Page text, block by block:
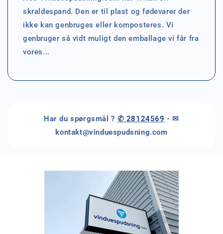
skraldespand. Den er til plast og fødevarer der
ikke kan genbruges eller komposteres. Vi
genbruger så vidt muligt den emballage vi får fra
vores...
Har du spørgsmål ? ✆ 28124569 - ✉
kontakt@vinduespudsning.com